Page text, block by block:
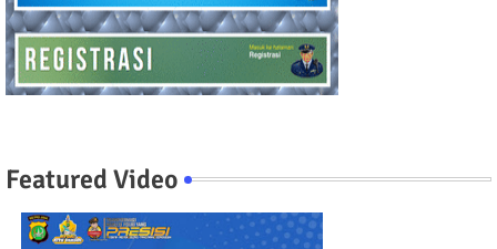
Featured Video